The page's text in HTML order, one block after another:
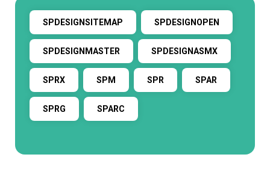
SPDESIGNSITEMAP SPDESIGNOPEN
SPDESIGNMASTER SPDESIGNASMX
SPRX SPM SPR SPAR
SPRG SPARC